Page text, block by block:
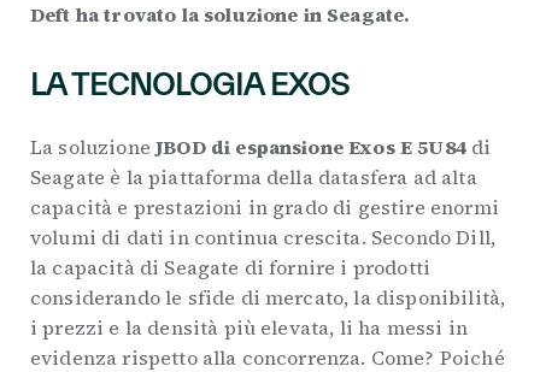
Deft ha trovato la soluzione in Seagate.
LA TECNOLOGIA EXOS
La soluzioneJBOD di espansione ExosE 5U84di
Seagate è la piattaforma della datasfera ad alta
capacità e prestazioni in grado di gestire enormi
volumi di dati in continua crescita. Secondo Dill,
la capacità di Seagate di fornire i prodotti
considerando le sfide di mercato, la disponibilità,
i prezzi e la densità più elevata, li ha messi in
evidenza rispetto alla concorrenza. Come? Poiché